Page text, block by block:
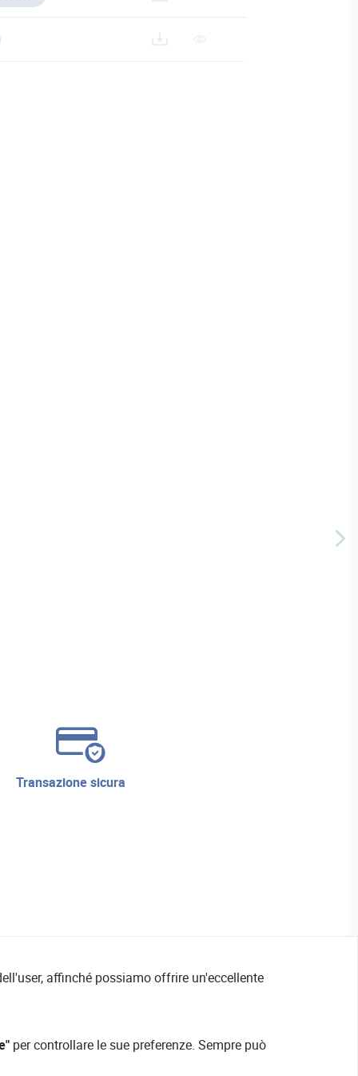
transazione sicura
affinché possiamo offrire un'eccellente
per controllare le sue preferenze. Sempre può